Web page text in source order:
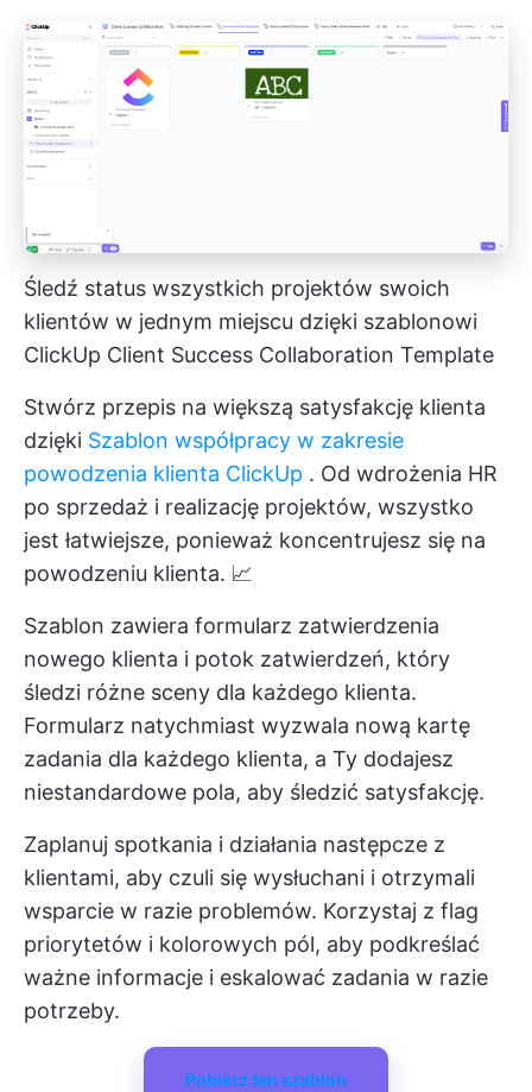
Śledź status wszystkich projektów swoich
klientów w jednym miejscu dzięki szablonowi
ClickUp Client Success Collaboration Template
Stwórz przepis na większą satysfakcję klienta
dzięki Szablon współpracy w zakresie
powodzenia klienta ClickUp . Od wdrożenia HR
po sprzedaż i realizację projektów, wszystko
jest łatwiejsze, ponieważ koncentrujesz się na
powodzeniu klienta. 📈
Szablon zawiera formularz zatwierdzenia
nowego klienta i potok zatwierdzeń, który
śledzi różne sceny dla każdego klienta.
Formularz natychmiast wyzwala nową kartę
zadania dla każdego klienta, a Ty dodajesz
niestandardowe pola, aby śledzić satysfakcję.
Zaplanuj spotkania i działania następcze z
klientami, aby czuli się wysłuchani i otrzymali
wsparcie w razie problemów. Korzystaj z flag
priorytetów i kolorowych pól, aby podkreślać
ważne informacje i eskalować zadania w razie
potrzeby.
Pobierz ten szablon